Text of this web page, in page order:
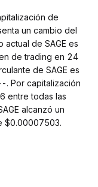
de
un cambio del
actual de SAGE es
de trading en 24
de SAGE es
. Por capitalización
entre todas las
alcanzó un
$0.00007503.